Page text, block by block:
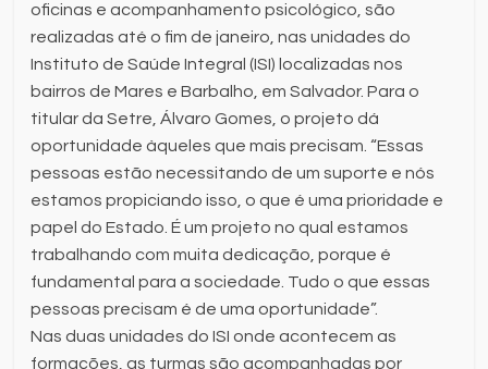
oficinas e acompanhamento psicológico, são
realizadas até o fim de janeiro, nas unidades do
Instituto de Saúde Integral (ISI) localizadas nos
bairros de Mares e Barbalho, em Salvador. Para o
titular da Setre, Álvaro Gomes, o projeto dá
oportunidade àqueles que mais precisam. “Essas
pessoas estão necessitando de um suporte e nós
estamos propiciando isso, o que é uma prioridade e
papel do Estado. É um projeto no qual estamos
trabalhando com muita dedicação, porque é
fundamental para a sociedade. Tudo o que essas
pessoas precisam é de uma oportunidade”.
Nas duas unidades do ISI onde acontecem as
formações, as turmas são acompanhadas por